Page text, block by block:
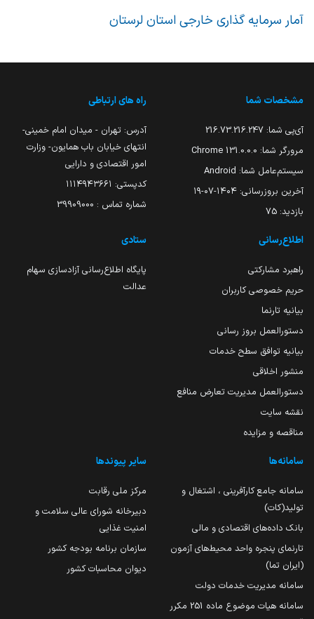
آمار سرمایه گذاری خارجی استان لرستان
مشخصات شما
آی‌پی شما: 216.73.216.247
مرورگر شما: 131.0.0.0 Chrome
سیستم‌عامل شما: Android
آخرین بروزرسانی: ۱۴۰۴-۰۷-۱۹
بازدید: 75
راه های ارتباطی
آدرس: تهران - میدان امام خمینی-
انتهای خیابان باب همایون- وزارت
امور اقتصادی و دارایی
کدپستی: ۱۱۱۴۹۴۳۶۶۱
شماره تماس : 39909000
اطلاع‌رسانی
راهبرد مشارکتی
حریم خصوصی کاربران
بیانیه تارنما
دستورالعمل بروز رسانی
بیانیه توافق سطح خدمات
منشور اخلاقی
دستورالعمل مدیریت تعارض منافع
نقشه سایت
مناقصه و مزایده
ستادی
پایگاه اطلاع‌رسانی آزادسازی سهام
عدالت
سامانه‌ها
سامانه جامع کارآفرینی ، اشتغال و
تولید(کات)
بانک داده‌های اقتصادی و مالی
تارنمای پنجره واحد محیط‌های آزمون
(ایران تما)
سامانه مدیریت خدمات دولت
سامانه هیات موضوع ماده 251 مکرر
سایر پیوندها
مرکز ملی رقابت
دبیرخانه شورای عالی سلامت و
امنیت غذایی
سازمان برنامه بودجه کشور
دیوان محاسبات کشور